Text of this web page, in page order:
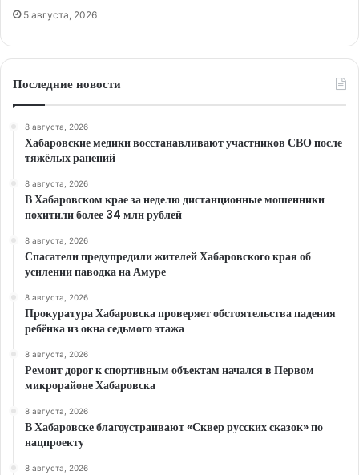
5 августа, 2026
Последние новости
8 августа, 2026
Хабаровские медики восстанавливают участников СВО после
тяжёлых ранений
8 августа, 2026
В Хабаровском крае за неделю дистанционные мошенники
похитили более 34 млн рублей
8 августа, 2026
Спасатели предупредили жителей Хабаровского края об
усилении паводка на Амуре
8 августа, 2026
Прокуратура Хабаровска проверяет обстоятельства падения
ребёнка из окна седьмого этажа
8 августа, 2026
Ремонт дорог к спортивным объектам начался в Первом
микрорайоне Хабаровска
8 августа, 2026
В Хабаровске благоустраивают «Сквер русских сказок» по
нацпроекту
8 августа, 2026